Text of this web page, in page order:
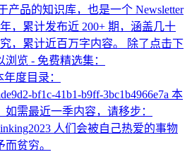
品的知识库，也是一个 Newsletter
，累计发布近 200+ 期，涵盖几十
，累计近百万字内容。 除了点击下
览 - 免费精选集：
年度目录：
bf1c-41b1-b9ff-3bc1b4966e7a 本
需最近一季内容，请移步：
人们会被自己热爱的事物
贫穷。